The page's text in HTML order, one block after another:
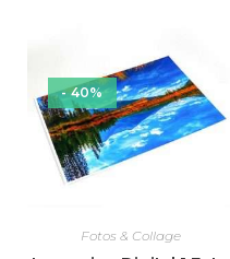
- 40%
Fotos & Collage